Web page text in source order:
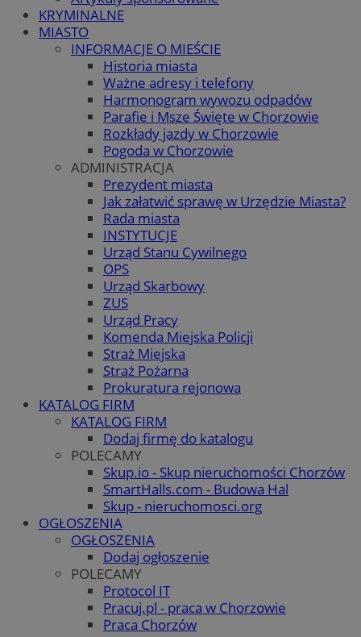
KRYMINALNE
MIASTO
INFORMACJE O MIEŚCIE
Historia miasta
Ważne adresy i telefony
Harmonogram wywozu odpadów
Parafie i Msze Święte w Chorzowie
Rozkłady jazdy w Chorzowie
Pogoda w Chorzowie
ADMINISTRACJA
Prezydent miasta
Jak załatwić sprawę w Urzędzie Miasta?
Rada miasta
INSTYTUCJE
Urząd Stanu Cywilnego
OPS
Urząd Skarbowy
ZUS
Urząd Pracy
Komenda Miejska Policji
Straż Miejska
Straż Pożarna
Prokuratura rejonowa
KATALOG FIRM
KATALOG FIRM
Dodaj firmę do katalogu
POLECAMY
Skup.io - Skup nieruchomości Chorzów
SmartHalls.com - Budowa Hal
Skup - nieruchomosci.org
OGŁOSZENIA
OGŁOSZENIA
Dodaj ogłoszenie
POLECAMY
Protocol IT
Pracuj.pl - praca w Chorzowie
Praca Chorzów